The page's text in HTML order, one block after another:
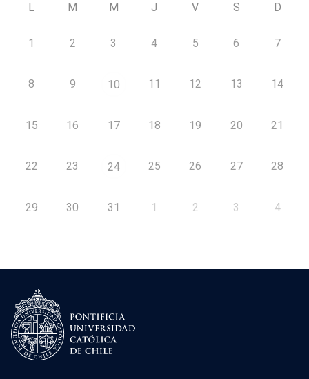
L M M J V S D
1 2 3 4 5 6 7
8 9 10 11 12 13 14
15 16 17 18 19 20 21
22 23 24 25 26 27 28
29 30 31 1 2 3 4